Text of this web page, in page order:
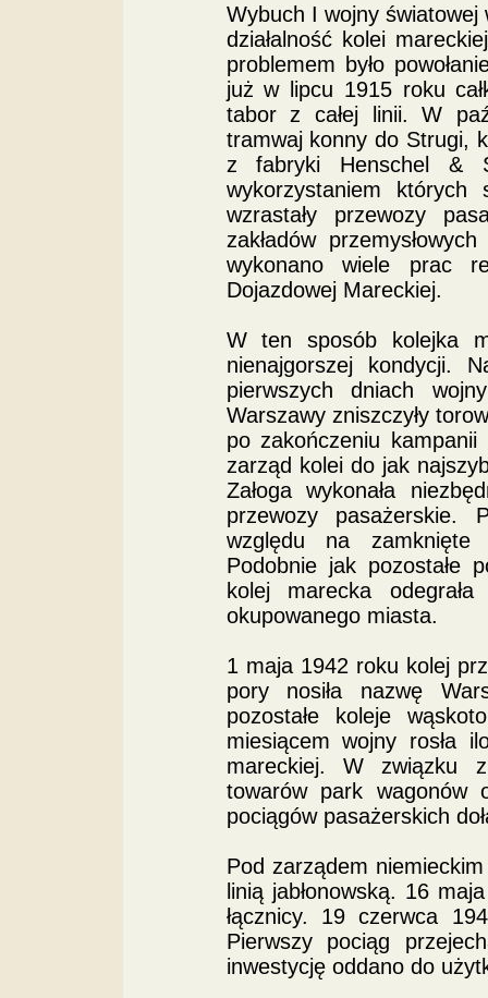
Wybuch I wojny światowej
działalność kolei
problemem było
już w lipcu 1915 roku
tabor z całej linii. W
tramwaj konny do Strugi,
z fabryki Henschel &
wykorzystaniem których
wzrastały przewozy
zakładów
wykonano wiele prac
Dojazdowej Mareckiej.
W ten sposób kolejka
nienajgorszej kondycji.
pierwszych dniach
Warszawy zniszczyły
po zakończeniu kampanii
zarząd kolei do jak
Załoga wykonała
przewozy pasażerskie.
względu na zamknięte
Podobnie jak pozostałe
kolej marecka
okupowanego miasta.
1 maja 1942 roku kolej
pory nosiła nazwę
pozostałe koleje
miesiącem wojny rosła
mareckiej. W związku
towarów park wagonów
pociągów pasażerskich
Pod zarządem niemieckim
linią jabłonowską. 16
łącznicy. 19 czerwca
Pierwszy pociąg
inwestycję oddano do